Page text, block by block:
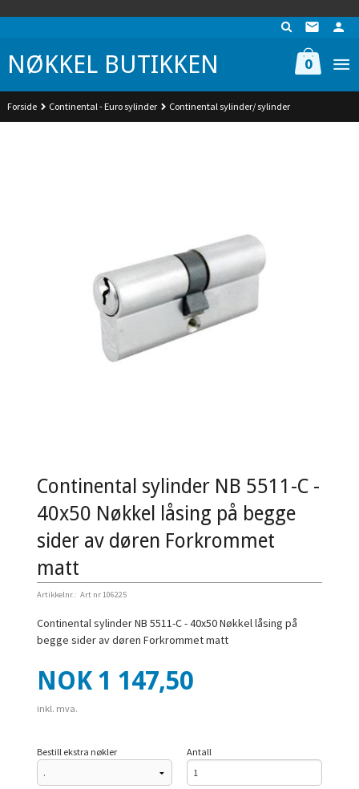
NØKKEL BUTIKKEN 0
Forside Continental - Euro sylinder Continental sylinder/ sylinder
Continental sylinder NB 5511-C -
40x50 Nøkkel låsing på begge
sider av døren Forkrommet
matt
Artikkelnr.: Art nr 106225
Continental sylinder NB 5511-C - 40x50 Nøkkel låsing på
begge sider av døren Forkrommet matt
Pris
NOK 1 147,50
inkl. mva.
Bestill ekstra nøkler Antall